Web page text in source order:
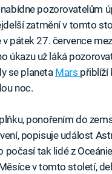
pozorovatelům
zatmění v tomto
pátek 27. července
úkazu už láká
se planetaMars přiblíží
noc.
ponořením do
popisuje událost
počasí tak lidé z
v tomto století,